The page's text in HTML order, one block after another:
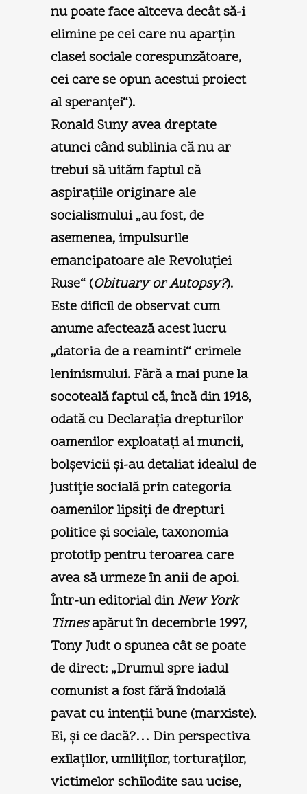
nu poate face altceva decât să-i
elimine pe cei care nu aparţin
clasei sociale corespunzătoare,
cei care se opun acestui proiect
al speranţei“).
Ronald Suny avea dreptate
atunci când sublinia că nu ar
trebui să uităm faptul că
aspiraţiile originare ale
socialismului „au fost, de
asemenea, impulsurile
emancipatoare ale Revoluţiei
Ruse“ (Obituary or Autopsy?).
Este dificil de observat cum
anume afectează acest lucru
„datoria de a reaminti“ crimele
leninismului. Fără a mai pune la
socoteală faptul că, încă din 1918,
odată cu Declaraţia drepturilor
oamenilor exploataţi ai muncii,
bolşevicii şi-au detaliat idealul de
justiţie socială prin categoria
oamenilor lipsiţi de drepturi
politice şi sociale, taxonomia
prototip pentru teroarea care
avea să urmeze în anii de apoi.
Într-un editorial dinNew York
Timesapărut în decembrie 1997,
Tony Judt o spunea cât se poate
de direct: „Drumul spre iadul
comunist a fost fără îndoială
pavat cu intenţii bune (marxiste).
Ei, şi ce dacă?… Din perspectiva
exilaţilor, umiliţilor, torturaţilor,
victimelor schilodite sau ucise,